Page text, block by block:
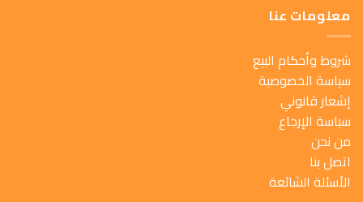
معلومات عنا
شروط وأحكام البيع
سياسة الخصوصية
إشعار قانوني
سياسة الإرجاع
من نحن
اتصل بنا
الأسئلة الشائعة